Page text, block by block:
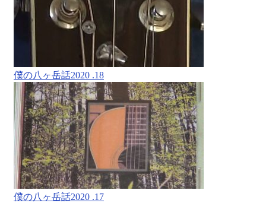
僕の八ヶ岳話2020 .18
僕の八ヶ岳話2020 .17